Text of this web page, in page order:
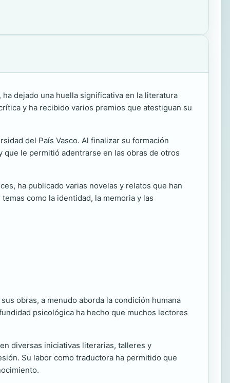
dejado una huella significativa en la literatura
y ha recibido varios premios que atestiguan su
del País Vasco. Al finalizar su formación
que le permitió adentrarse en las obras de otros
ha publicado varias novelas y relatos que han
como la identidad, la memoria y las
obras, a menudo aborda la condición humana
psicológica ha hecho que muchos lectores
diversas iniciativas literarias, talleres y
Su labor como traductora ha permitido que